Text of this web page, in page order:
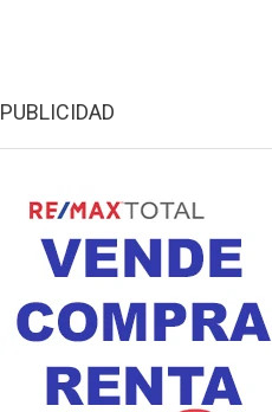
PUBLICIDAD